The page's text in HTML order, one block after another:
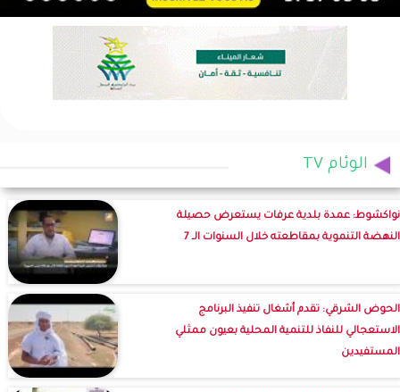
الوئام TV
نواكشوط: عمدة بلدية عرفات يستعرض حصيلة
النهضة التنموية بمقاطعته خلال السنوات الـ 7
الحوض الشرقي: تقدم أشغال تنفيذ البرنامج
الاستعجالي للنفاذ للتنمية المحلية بعيون ممثلي
المستفيدين